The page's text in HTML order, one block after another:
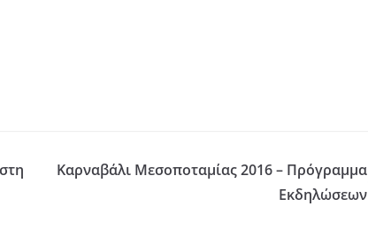
Καρναβάλι Μεσοποταμίας 2016 – Πρόγραμμα
Εκδηλώσεων